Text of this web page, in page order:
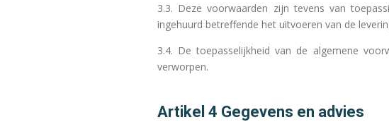
3.3. Deze voorwaarden zijn tevens van
ingehuurd betreffende het uitvoeren van de
3.4. De toepasselijkheid van de algemene
verworpen.
Artikel 4 Gegevens en advies